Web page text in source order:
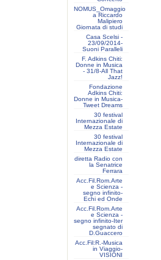
NOMUS_Omaggio
a Riccardo
Malipiero
Giornata di studi
Casa Scelsi -
23/09/2014-
Suoni Paralleli
F. Adkins Chiti:
Donne in Musica
- 31/8-All That
Jazz!
Fondazione
Adkins Chiti:
Donne in Musica-
Tweet Dreams
30 festival
Internazionale di
Mezza Estate
30 festival
Internazionale di
Mezza Estate
diretta Radio con
la Senatrice
Ferrara
Acc.Fil.Rom.Arte
e Scienza -
segno infinito-
Echi ed Onde
Acc.Fil.Rom.Arte
e Scienza -
segno infinito-Iter
segnato di
D.Guaccero
Acc.Fil:R.-Musica
in Viaggio-
VISIONI